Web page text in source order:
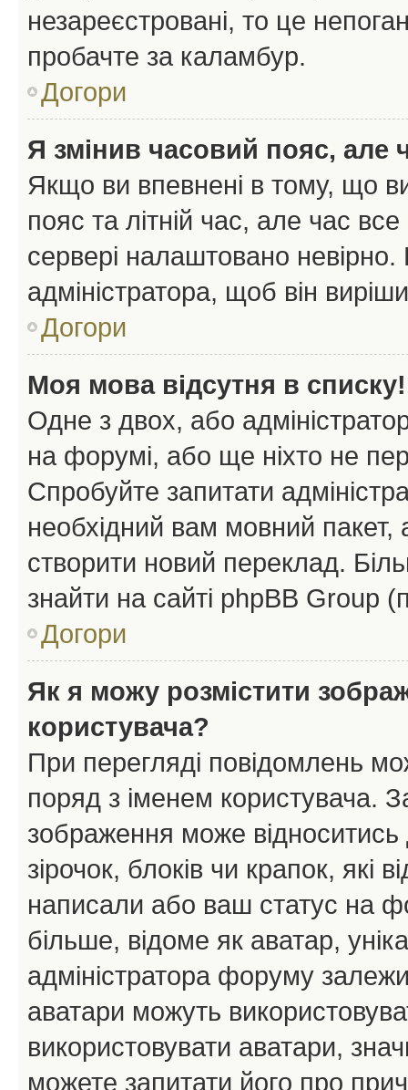
незареєстровані, то це
пробачте за каламбур.
Догори
Я змінив часовий пояс, але
Якщо ви впевнені в тому, що
пояс та літній час, але час
сервері налаштовано
адміністратора, щоб він
Догори
Моя мова відсутня в списку!
Одне з двох, або
на форумі, або ще ніхто не
Спробуйте запитати
необхідний вам мовний
створити новий переклад.
знайти на сайті phpBB Group
Догори
Як я можу розмістити
користувача?
При перегляді повідомлень
поряд з іменем користувача.
зображення може відноситись
зірочок, блоків чи крапок, які
написали або ваш статус на
більше, відоме як аватар,
адміністратора форуму
аватари можуть
використовувати аватари,
можете запитати його про